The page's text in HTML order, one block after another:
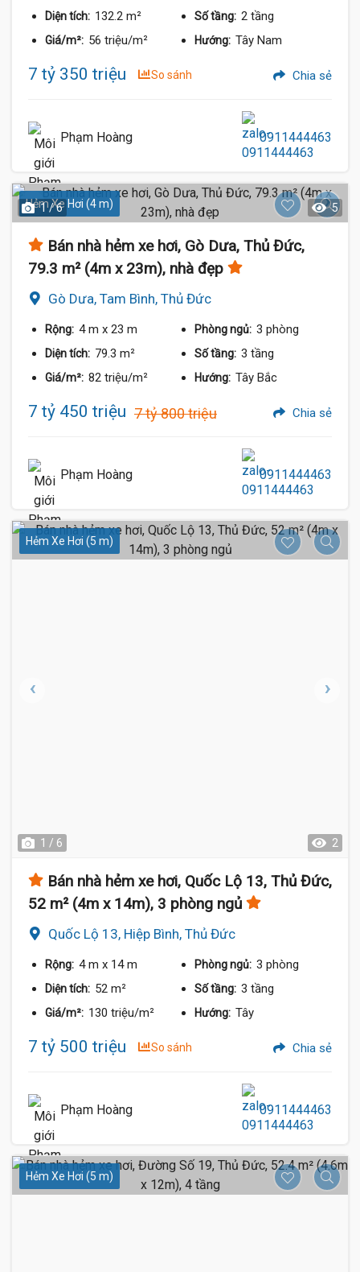
Diện tích: 132.2 m² Số tầng: 2 tầng
Giá/m²: 56 triệu/m² Hướng: Tây Nam
7 tỷ 350 triệu So sánh Chia sẻ
Phạm Hoàng 0911444463
Hẻm Xe Hơi (4 m)
1 / 6 5
Bán nhà hẻm xe hơi, Gò Dưa, Thủ Đức,
79.3 m² (4m x 23m), nhà đẹp
Gò Dưa, Tam Bình, Thủ Đức
Rộng: 4 m x 23 m Phòng ngủ: 3 phòng
Diện tích: 79.3 m² Số tầng: 3 tầng
Giá/m²: 82 triệu/m² Hướng: Tây Bắc
7 tỷ 450 triệu 7 tỷ 800 triệu Chia sẻ
Phạm Hoàng 0911444463
Hẻm Xe Hơi (5 m)
1 / 6 2
Bán nhà hẻm xe hơi, Quốc Lộ 13, Thủ Đức,
52 m² (4m x 14m), 3 phòng ngủ
Quốc Lộ 13, Hiệp Bình, Thủ Đức
Rộng: 4 m x 14 m Phòng ngủ: 3 phòng
Diện tích: 52 m² Số tầng: 3 tầng
Giá/m²: 130 triệu/m² Hướng: Tây
7 tỷ 500 triệu So sánh Chia sẻ
Phạm Hoàng 0911444463
Hẻm Xe Hơi (5 m)